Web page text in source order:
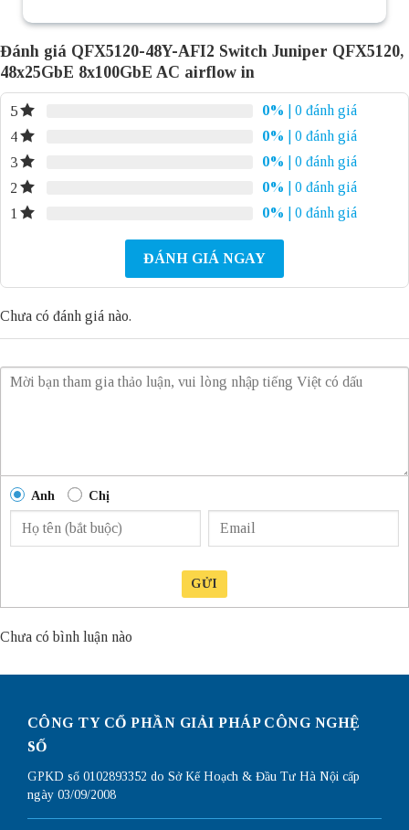
Đánh giá QFX5120-48Y-AFI2 Switch Juniper QFX5120,
48x25GbE 8x100GbE AC airflow in
5 0%
| 0 đánh giá
4
0%
| 0 đánh giá
3
0%
| 0 đánh giá
2
0%
| 0 đánh giá
1
0% | 0 đánh giá
ĐÁNH GIÁ NGAY
Chưa có đánh giá nào.
Anh Chị
GỬI
Chưa có bình luận nào
CÔNG TY CỔ PHẦN GIẢI PHÁP CÔNG NGHỆ
SỐ
GPKD số 0102893352 do Sở Kế Hoạch & Đầu Tư Hà Nội cấp
ngày 03/09/2008